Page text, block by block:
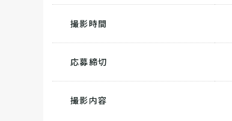
撮影時間
応募締切
撮影内容